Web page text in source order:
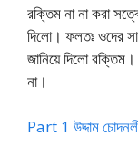
রক্তিম না না করা
দিলো। ফলতঃ ওদের
জানিয়ে দিলো
না।
Part 1 উদ্দাম